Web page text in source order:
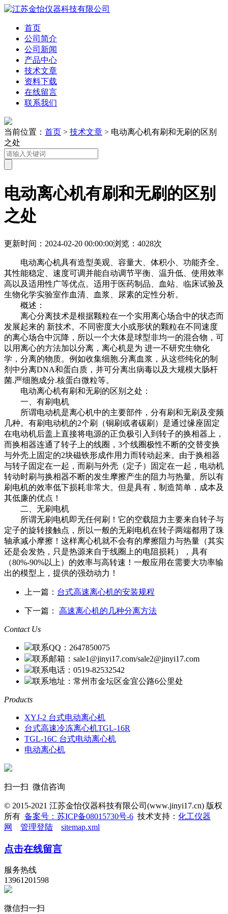
首页
公司简介
公司新闻
产品中心
技术文章
资料下载
在线留言
联系我们
当前位置： 首页 > 技术文章 > 电动离心机有刷和无刷的区别
之处
电动离心机有刷和无刷的区别
之处
更新时间：2024-02-20 00:00:00浏览：4028次
电动离心机具有造型美观、容量大、体积小、功能齐全。
其性能稳定、速度可调并能自动调节平衡、温升低、使用效率
高以及适用性广等优点。适用于医药制品、血站、临床试验及
生物化学实验室作血清、血浆、尿素的定性分析。
概述：
离心分离技术是根据颗粒在一个实用离心场合中的状态而
发展起来的 新技术。不同密度大小或形状的颗粒在不同速度
的离心场合中沉降，所以一个大体是球型非均一的混合物，可
以用离心的方法加以分离，离心机是为 进一不研究生物化
学，分离的物质。例如收集细胞.分离血浆，从这些纯化的制
剂中分离DNA和蛋白质，并可分离出病毒以及大规模大肠杆
菌.严细胞成分.核蛋白微粒等。
电动离心机有刷和无刷的区别之处：
一、有刷电机
所谓电动机是离心机中的主要部件，分有刷和无刷及变频
几种。有刷电动机的2个刷（铜刷或者碳刷）是通过缘座固定
在电动机后盖上直接将电源的正负极引入到转子的换相器上，
而换相器连通了转子上的线圈，3个线圈极性不断的交替变换
与外壳上固定的2块磁铁形成作用力而转动起来。由于换相器
与转子固定在一起，而刷与外壳（定子）固定在一起，电动机
转动时刷与换相器不断的发生摩擦产生的阻力与热量。所以有
刷电机的效率低下损耗非常大。但是具有，制造简单，成本及
其低廉的优点！
二、无刷电机
所谓无刷电机即无任何刷！它的空载阻力主要来自转子与
定子的旋转接触点，所以一般的无刷电机在转子两端都用了珠
轴承减小摩擦！这样离心机就不会有的摩擦阻力与热量（其实
还是会发热，只是热源来自于线圈上的电阻损耗），具有
（80%-90%以上）的效率与高转速！一般应用在需要大功率输
出的模型上，提供的强劲动力！
上一篇： 台式高速离心机的安装规程
下一篇： 高速离心机的几种分离方法
Contact Us
联系QQ：2647850075
联系邮箱：sale1@jinyi17.com/sale2@jinyi17.com
联系电话：0519-82532542
联系地址：常州市金坛区金宜公路6公里处
Products
XYJ-2 台式电动离心机
台式高速冷冻离心机TGL-16R
TGL-16C 台式电动离心机
电动离心机
扫一扫 微信咨询
© 2015-2021 江苏金怡仪器科技有限公司(www.jinyi17.cn) 版权
所有 备案号：苏ICP备08015730号-6 技术支持： 化工仪器
网
管理登陆 sitemap.xml
点击在线留言
服务热线
13961201598
微信扫一扫